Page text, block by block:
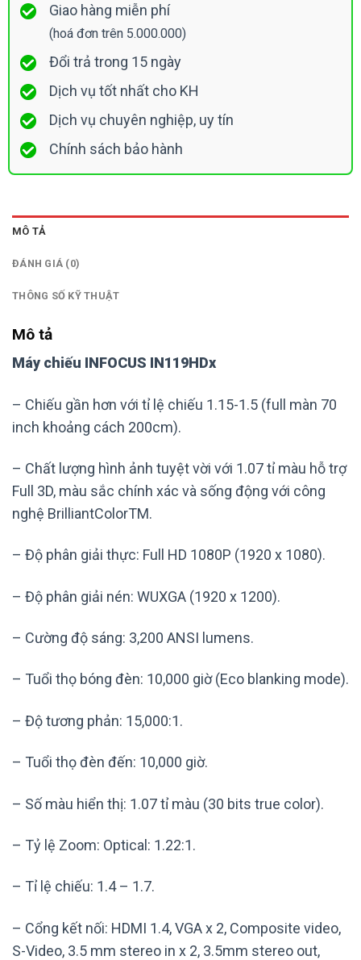
Giao hàng miễn phí
(hoá đơn trên 5.000.000)
Đổi trả trong 15 ngày
Dịch vụ tốt nhất cho KH
Dịch vụ chuyên nghiệp, uy tín
Chính sách bảo hành
MÔ TẢ
ĐÁNH GIÁ (0)
THÔNG SỐ KỸ THUẬT
Mô tả
Máy chiếu INFOCUS IN119HDx
– Chiếu gần hơn với tỉ lệ chiếu 1.15-1.5 (full màn 70
inch khoảng cách 200cm).
– Chất lượng hình ảnh tuyệt vời với 1.07 tỉ màu hỗ trợ
Full 3D, màu sắc chính xác và sống động với công
nghệ BrilliantColorTM.
– Độ phân giải thực: Full HD 1080P (1920 x 1080).
– Độ phân giải nén: WUXGA (1920 x 1200).
– Cường độ sáng: 3,200 ANSI lumens.
– Tuổi thọ bóng đèn: 10,000 giờ (Eco blanking mode).
– Độ tương phản: 15,000:1.
– Tuổi thọ đèn đến: 10,000 giờ.
– Số màu hiển thị: 1.07 tỉ màu (30 bits true color).
– Tỷ lệ Zoom: Optical: 1.22:1.
– Tỉ lệ chiếu: 1.4 – 1.7.
– Cổng kết nối: HDMI 1.4, VGA x 2, Composite video,
S-Video, 3.5 mm stereo in x 2, 3.5mm stereo out,